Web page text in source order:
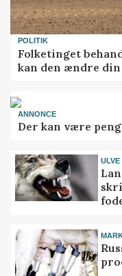
POLITIK
Folketinget
kan den ændre
ANNONCE
Der kan være
ULVE